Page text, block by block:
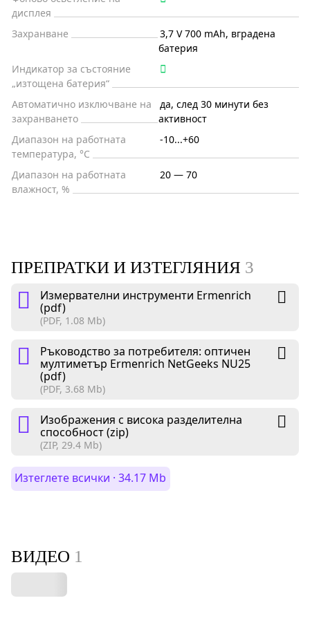
дисплея
Захранване
3,7 V 700 mAh, вградена
батерия
Индикатор за състояние
„изтощена батерия“
Автоматично изключване на
захранването
да, след 30 минути без
активност
Диапазон на работната
температура, °C
-10...+60
Диапазон на работната
влажност, %
20 — 70
ПРЕПРАТКИ И ИЗТЕГЛЯНИЯ 3
Измервателни инструменти Ermenrich
(pdf)
(PDF, 1.08 Mb)
Ръководство за потребителя: оптичен
мултиметър Ermenrich NetGeeks NU25
(pdf)
(PDF, 3.68 Mb)
Изображения с висока разделителна
способност (zip)
(ZIP, 29.4 Mb)
Изтеглете всички · 34.17 Mb
ВИДЕО 1